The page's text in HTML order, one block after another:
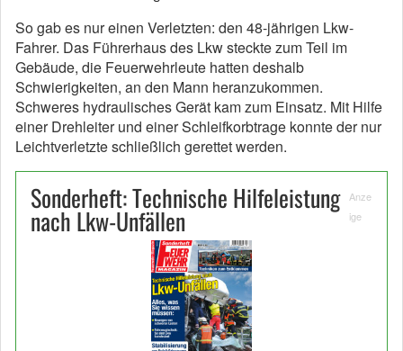
So gab es nur einen Verletzten: den 48-jährigen Lkw-
Fahrer. Das Führerhaus des Lkw steckte zum Teil im
Gebäude, die Feuerwehrleute hatten deshalb
Schwierigkeiten, an den Mann heranzukommen.
Schweres hydraulisches Gerät kam zum Einsatz. Mit Hilfe
einer Drehleiter und einer Schleifkorbtrage konnte der nur
Leichtverletzte schließlich gerettet werden.
Sonderheft: Technische Hilfeleistung
nach Lkw-Unfällen
Anze
ige